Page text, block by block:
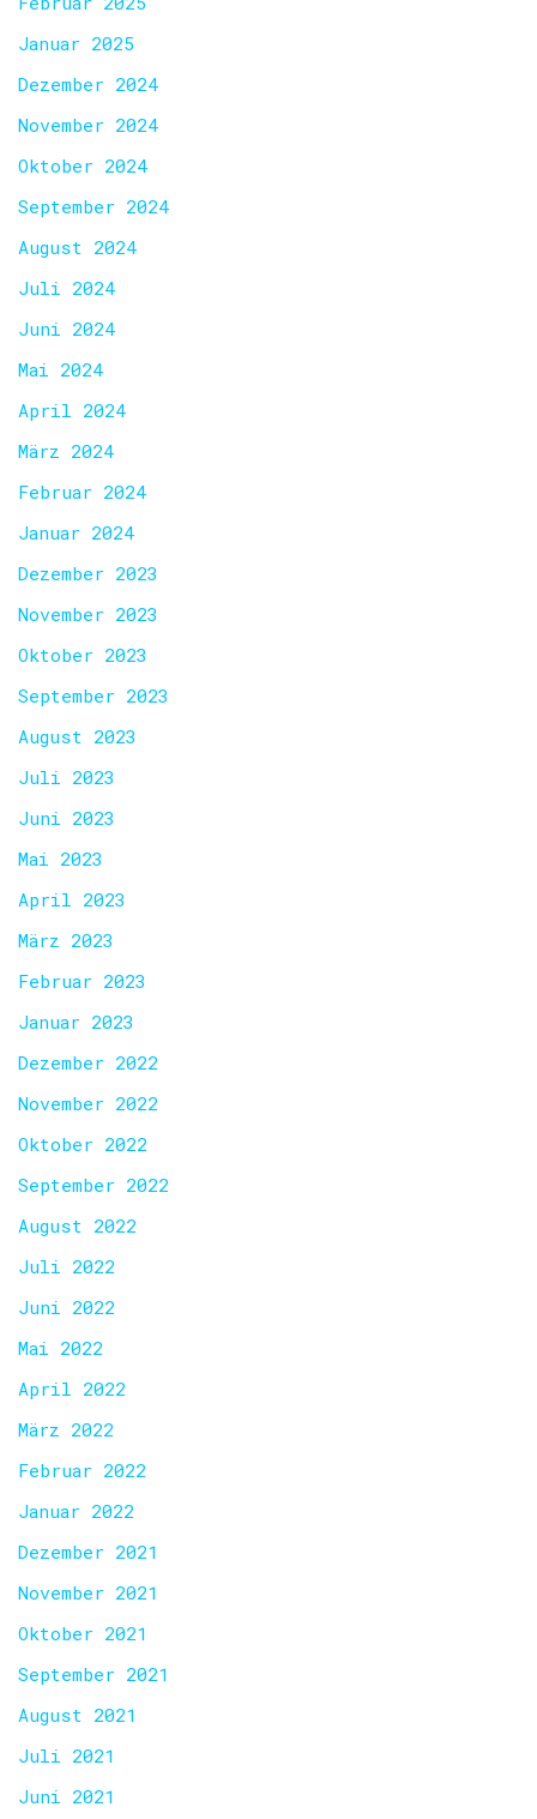
Januar 2025
Dezember 2024
November 2024
Oktober 2024
September 2024
August 2024
Juli 2024
Juni 2024
Mai 2024
April 2024
März 2024
Februar 2024
Januar 2024
Dezember 2023
November 2023
Oktober 2023
September 2023
August 2023
Juli 2023
Juni 2023
Mai 2023
April 2023
März 2023
Februar 2023
Januar 2023
Dezember 2022
November 2022
Oktober 2022
September 2022
August 2022
Juli 2022
Juni 2022
Mai 2022
April 2022
März 2022
Februar 2022
Januar 2022
Dezember 2021
November 2021
Oktober 2021
September 2021
August 2021
Juli 2021
Juni 2021